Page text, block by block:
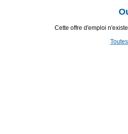
Cette offre d'emploi